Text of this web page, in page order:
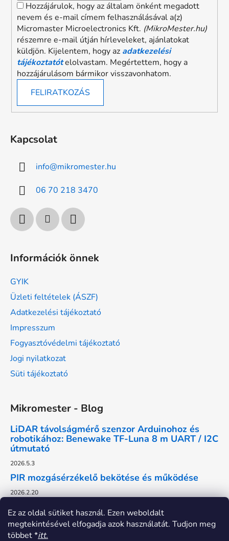
Ez az oldal sütiket használ. Ezen weboldalt
megtekintésével elfogadja azok használatát. Tudjon meg
többet *itt.
Hozzájárulok, hogy az általam önként megadott
nevem és e-mail címem felhasználásával a(z)
Micromaster Microelectronics Kft. (MikroMester.hu)
részemre e-mail útján hírleveleket, ajánlatokat
küldjön. Kijelentem, hogy az adatkezelési
tájékoztatótelolvastam. Megértettem, hogy a
hozzájárulásom bármikor visszavonhatom.
FELIRATKOZÁS
Kapcsolat
info@mikromester.hu
06 70 218 3470
Információk önnek
GYIK
Üzleti feltételek (ÁSZF)
Adatkezelési tájékoztató
Impresszum
Fogyasztóvédelmi tájékoztató
Jogi nyilatkozat
Süti tájékoztató
Mikromester - Blog
LiDAR távolságmérő szenzor Arduinohoz és
robotikához: Benewake TF-Luna 8 m UART / I2C
útmutató
2026.5.3
PIR mozgásérzékelő bekötése és működése
2026.2.20